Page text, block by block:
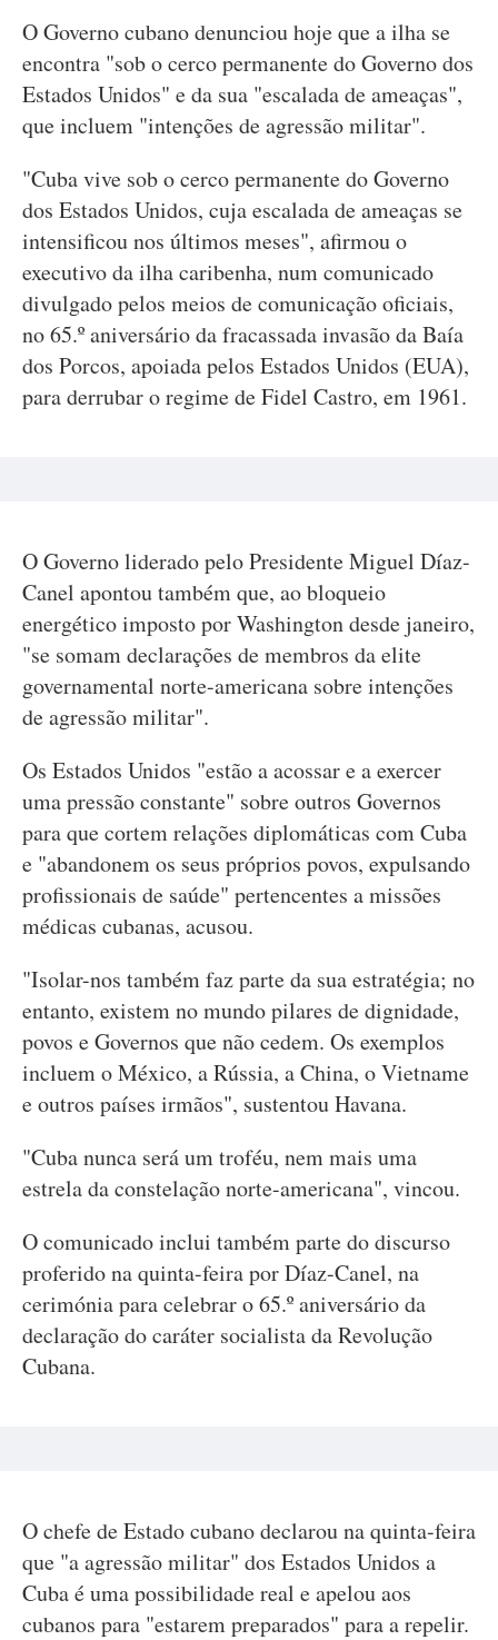
O Governo cubano denunciou hoje que a ilha se
encontra "sob o cerco permanente do Governo dos
Estados Unidos" e da sua "escalada de ameaças",
que incluem "intenções de agressão militar".
"Cuba vive sob o cerco permanente do Governo
dos Estados Unidos, cuja escalada de ameaças se
intensificou nos últimos meses", afirmou o
executivo da ilha caribenha, num comunicado
divulgado pelos meios de comunicação oficiais,
no 65.º aniversário da fracassada invasão da Baía
dos Porcos, apoiada pelos Estados Unidos (EUA),
para derrubar o regime de Fidel Castro, em 1961.
O Governo liderado pelo Presidente Miguel Díaz-
Canel apontou também que, ao bloqueio
energético imposto por Washington desde janeiro,
"se somam declarações de membros da elite
governamental norte-americana sobre intenções
de agressão militar".
Os Estados Unidos "estão a acossar e a exercer
uma pressão constante" sobre outros Governos
para que cortem relações diplomáticas com Cuba
e "abandonem os seus próprios povos, expulsando
profissionais de saúde" pertencentes a missões
médicas cubanas, acusou.
"Isolar-nos também faz parte da sua estratégia; no
entanto, existem no mundo pilares de dignidade,
povos e Governos que não cedem. Os exemplos
incluem o México, a Rússia, a China, o Vietname
e outros países irmãos", sustentou Havana.
"Cuba nunca será um troféu, nem mais uma
estrela da constelação norte-americana", vincou.
O comunicado inclui também parte do discurso
proferido na quinta-feira por Díaz-Canel, na
cerimónia para celebrar o 65.º aniversário da
declaração do caráter socialista da Revolução
Cubana.
O chefe de Estado cubano declarou na quinta-feira
que "a agressão militar" dos Estados Unidos a
Cuba é uma possibilidade real e apelou aos
cubanos para "estarem preparados" para a repelir.